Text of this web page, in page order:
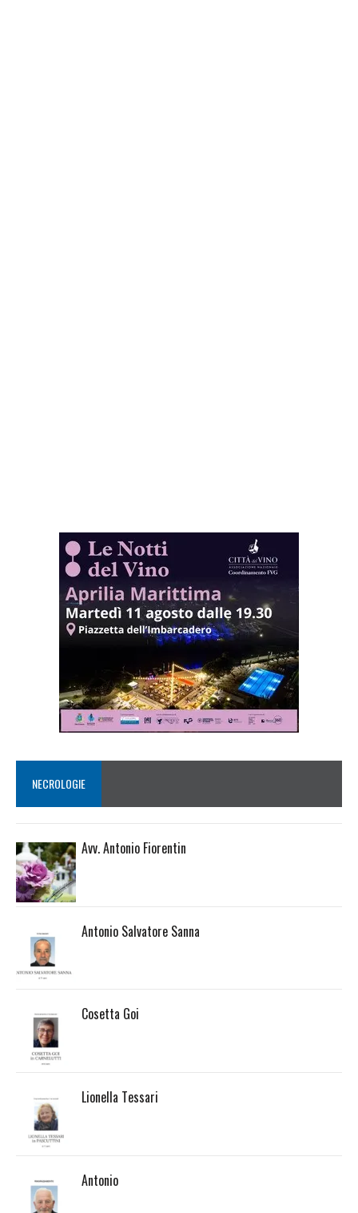
NECROLOGIE
Avv. Antonio Fiorentin
Antonio Salvatore Sanna
Cosetta Goi
Lionella Tessari
Antonio